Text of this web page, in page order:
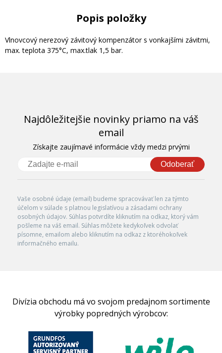
Popis položky
Vlnovcový nerezový závitový kompenzátor s vonkajšími závitmi,
max. teplota 375°C, max.tlak 1,5 bar.
Najdôležitejšie novinky priamo na váš
email
Získajte zaujímavé informácie vždy medzi prvými
Odoberať
Vaše osobné údaje (email) budeme spracovávať len za týmto
účelom v súlade s platnou legislatívou a zásadami ochrany
osobných údajov. Súhlas potvrdíte kliknutím na odkaz, ktorý vám
pošleme na váš email. Súhlas môžete kedykoľvek odvolať
písomne, emailom alebo kliknutím na odkaz z ktoréhokoľvek
informačného emailu.
Divízia obchodu má vo svojom predajnom sortimente
výrobky popredných výrobcov: